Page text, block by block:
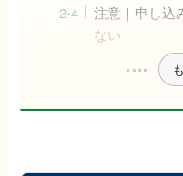
注意｜申し込
ない